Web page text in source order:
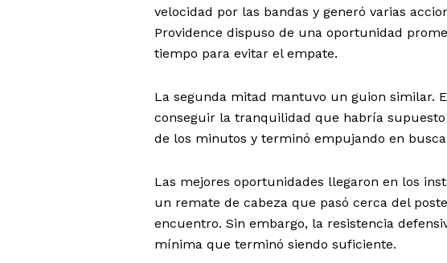
velocidad por las bandas y generó varias
Providence dispuso de una oportunidad
tiempo para evitar el empate.
La segunda mitad mantuvo un guion similar.
conseguir la tranquilidad que habría
de los minutos y terminó empujando en
Las mejores oportunidades llegaron en los
un remate de cabeza que pasó cerca del
encuentro. Sin embargo, la resistencia
mínima que terminó siendo suficiente.